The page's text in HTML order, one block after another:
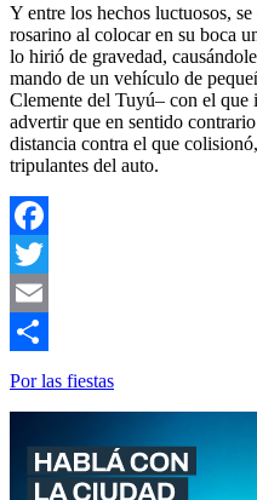
Y entre los hechos luctuosos,
rosarino al colocar en su boca
lo hirió de gravedad,
mando de un vehículo de
Clemente del Tuyú– con el que
advertir que en sentido
distancia contra el que
tripulantes del auto.
Facebook
Twitter
Email
Compartir
Por las fiestas